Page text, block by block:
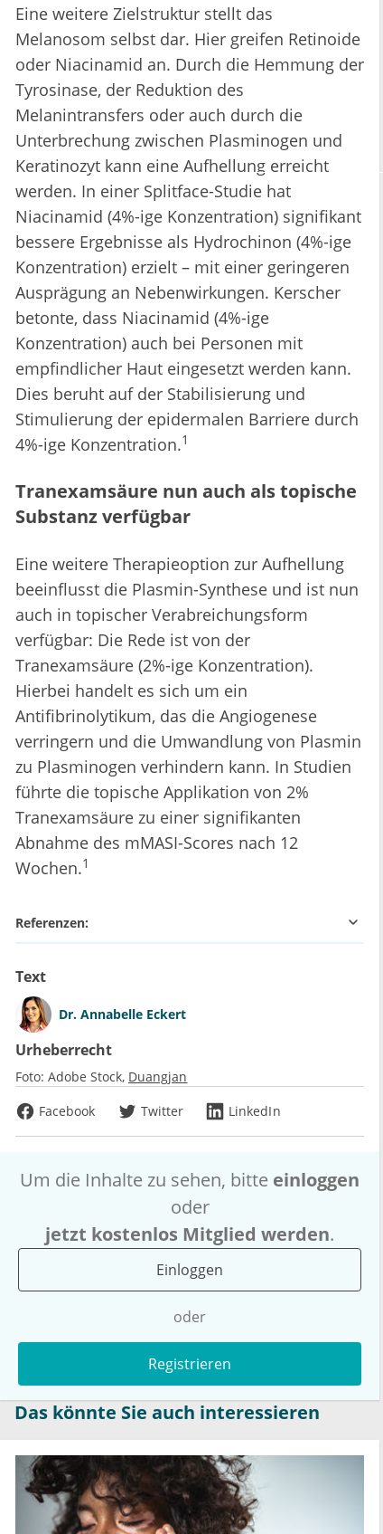
Eine weitere Zielstruktur stellt das
Melanosom selbst dar. Hier greifen Retinoide
oder Niacinamid an. Durch die Hemmung der
Tyrosinase, der Reduktion des
Melanintransfers oder auch durch die
Unterbrechung zwischen Plasminogen und
Keratinozyt kann eine Aufhellung erreicht
werden. In einer Splitface-Studie hat
Niacinamid (4%-ige Konzentration) signifikant
bessere Ergebnisse als Hydrochinon (4%-ige
Konzentration) erzielt – mit einer geringeren
Ausprägung an Nebenwirkungen. Kerscher
betonte, dass Niacinamid (4%-ige
Konzentration) auch bei Personen mit
empfindlicher Haut eingesetzt werden kann.
Dies beruht auf der Stabilisierung und
Stimulierung der epidermalen Barriere durch
4%-ige Konzentration.1
Tranexamsäure nun auch als topische
Substanz verfügbar
Eine weitere Therapieoption zur Aufhellung
beeinflusst die Plasmin-Synthese und ist nun
auch in topischer Verabreichungsform
verfügbar: Die Rede ist von der
Tranexamsäure (2%-ige Konzentration).
Hierbei handelt es sich um ein
Antifibrinolytikum, das die Angiogenese
verringern und die Umwandlung von Plasmin
zu Plasminogen verhindern kann. In Studien
führte die topische Applikation von 2%
Tranexamsäure zu einer signifikanten
Abnahme des mMASI-Scores nach 12
Wochen.1
Referenzen:
Text
Dr. Annabelle Eckert
Urheberrecht
Foto: Adobe Stock Duangjan
Facebook
Twitter LinkedIn
Um die Inhalte zu sehen, bitte einloggen
oder
jetzt kostenlos Mitglied werden.
Einloggen
oder
Registrieren
Das könnte Sie auch interessieren